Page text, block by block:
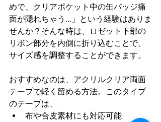
めで、クリアポケット中の缶バッジ痛
面が隠れちゃう…」という経験はありま
せんか？そんな時は、ロゼット下部の
リボン部分を内側に折り込むことで、
サイズ感を調整することができます。
おすすめなのは、アクリルクリア両面
テープで軽く留める方法。このタイプ
のテープは、
布や合皮素材にも対応可能